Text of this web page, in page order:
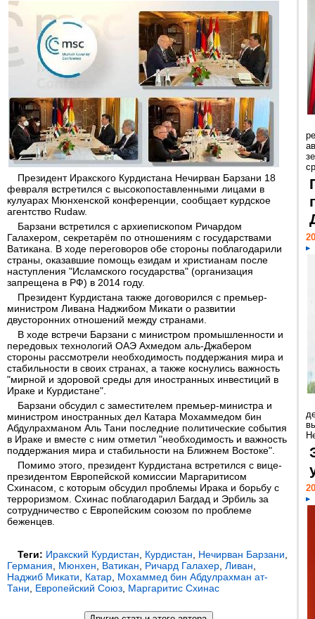
Президент Иракского Курдистана Нечирван Барзани 18
февраля встретился с высокопоставленными лицами в
кулуарах Мюнхенской конференции, сообщает курдское
агентство Rudaw.
Барзани встретился с архиепископом Ричардом
Галахером, секретарём по отношениям с государствами
Ватикана. В ходе переговоров обе стороны поблагодарили
страны, оказавшие помощь езидам и христианам после
наступления "Исламского государства" (организация
запрещена в РФ) в 2014 году.
Президент Курдистана также договорился с премьер-
министром Ливана Наджибом Микати о развитии
двусторонних отношений между странами.
В ходе встречи Барзани с министром промышленности и
передовых технологий ОАЭ Ахмедом аль-Джабером
стороны рассмотрели необходимость поддержания мира и
стабильности в своих странах, а также коснулись важность
"мирной и здоровой среды для иностранных инвестиций в
Ираке и Курдистане".
Барзани обсудил с заместителем премьер-министра и
министром иностранных дел Катара Мохаммедом бин
Абдулрахманом Аль Тани последние политические события
в Ираке и вместе с ним отметил "необходимость и важность
поддержания мира и стабильности на Ближнем Востоке".
Помимо этого, президент Курдистана встретился с вице-
президентом Европейской комиссии Маргаритисом
Схинасом, с которым обсудил проблемы Ирака и борьбу с
терроризмом. Схинас поблагодарил Багдад и Эрбиль за
сотрудничество с Европейским союзом по проблеме
беженцев.
Теги: Иракский Курдистан Курдистан Нечирван Барзани
Германия
Мюнхен Ватикан Ричард Галахер Ливан
Наджиб Микати
Катар Мохаммед бин Абдулрахман ат-
Тани
Европейский Союз Маргаритис Схинас